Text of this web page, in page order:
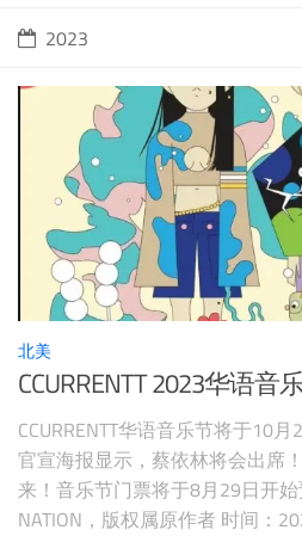
2023
北美
CCURRENTT 2023华语音
CCURRENTT华语音乐节将于10
官宣海报显示，蔡依林将会出席
来！音乐节门票将于8月29日开
NATION，版权属原作者 时间：